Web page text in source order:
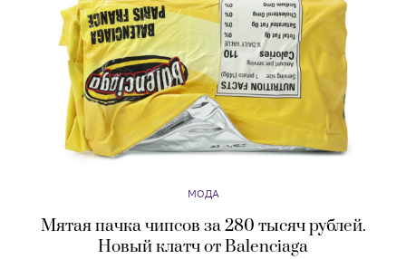
МОДА
Мятая пачка чипсов за 280 тысяч рублей.
Новый клатч от Balenciaga